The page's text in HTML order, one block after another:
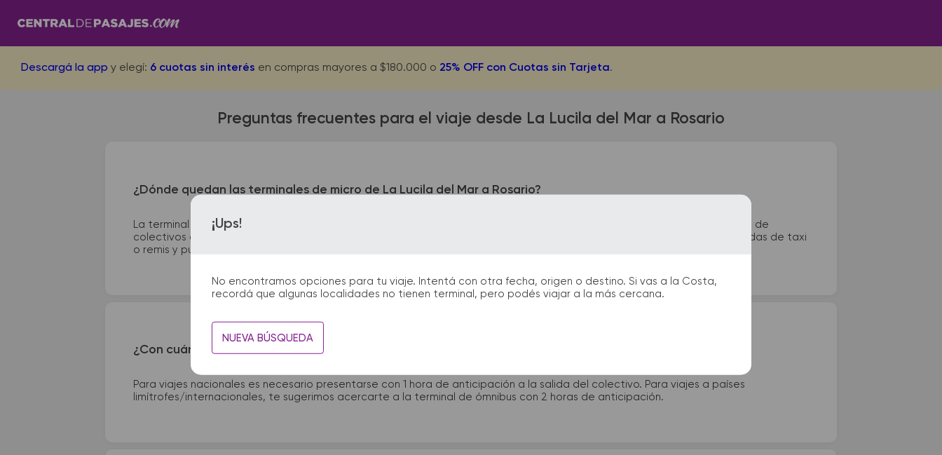
Descargá la app y elegí: 6 cuotas sin interés en compras mayores a $180.000 o 25% OFF con Cuotas sin Tarjeta.
¡Ups!
No encontramos opciones para tu viaje. Intentá con otra fecha, origen o destino. Si vas a la Costa,
recordá que algunas localidades no tienen terminal, pero podés viajar a la más cercana.
NUEVA BÚSQUEDA
Preguntas frecuentes para el viaje desde La Lucila del Mar a Rosario
¿Dónde quedan las terminales de micro de La Lucila del Mar a Rosario?
La terminal de ómnibus de La Lucila del Mar queda ubicada en Terminal de Ómnibus - Entre Ríos y Catamarca. La terminal de
colectivos de Rosario se encuentra en Cafferata 702. En las terminales de bus podrás encontrar kioscos, sanitarios, paradas de taxi
o remis y puntos de información que te facilitarán la partida y el arribo durante tu viaje.
¿Con cuánta anticipación debo presentarme en la terminal de micros?
Para viajes nacionales es necesario presentarse con 1 hora de anticipación a la salida del colectivo. Para viajes a países
limítrofes/internacionales, te sugerimos acercarte a la terminal de ómnibus con 2 horas de anticipación.